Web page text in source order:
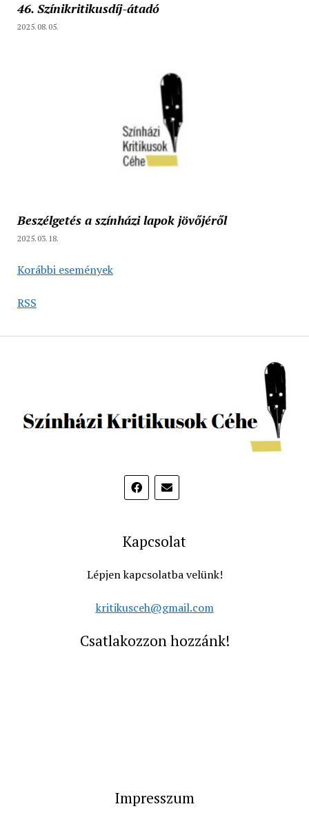
46. Színikritikusdíj-átadó
2025.08.05.
Beszélgetés a színházi lapok jövőjéről
2025.03.18.
Korábbi események
RSS
Kapcsolat
Lépjen kapcsolatba velünk!
kritikusceh@gmail.com
Csatlakozzon hozzánk!
Impresszum